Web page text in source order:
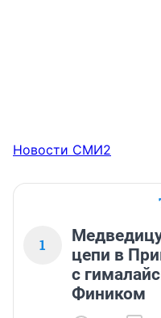
Новости СМИ2
1
цепи в
с
Фиником